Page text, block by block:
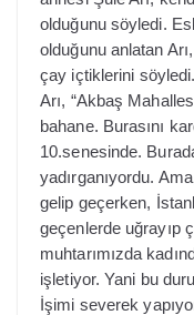
olduğunu söyledi.
olduğunu anlatan
çay içtiklerini
Arı, “Akbaş
bahane. Burasını
10.senesinde.
yadırganıyordu.
gelip geçerken,
geçenlerde uğrayıp
muhtarımızda
işletiyor. Yani bu
İşimi severek